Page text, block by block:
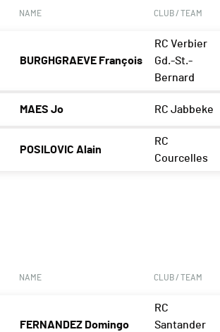
NAME CLUB / TEAM
BURGHGRAEVE François
RC Verbier
Gd.-St.-
Bernard
03'32 (12)
MAES Jo RC Jabbeke
03'32 (16)POSILOVIC Alain
RC
Courcelles
NAME CLUB / TEAM
FERNANDEZ Domingo
RC
Santander